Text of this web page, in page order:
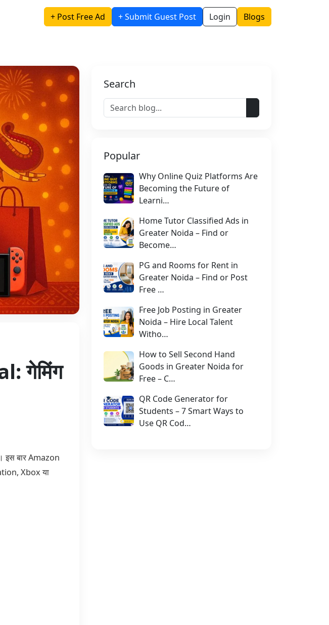
+ Post Free Ad + Submit Guest Post Login Blogs
गेमिंग
इस बार Amazon
Xbox या
Search
Popular
Why Online Quiz Platforms Are
Becoming the Future of
Learni…
Home Tutor Classified Ads in
Greater Noida – Find or
Become…
PG and Rooms for Rent in
Greater Noida – Find or Post
Free …
Free Job Posting in Greater
Noida – Hire Local Talent
Witho…
How to Sell Second Hand
Goods in Greater Noida for
Free – C…
QR Code Generator for
Students – 7 Smart Ways to
Use QR Cod…